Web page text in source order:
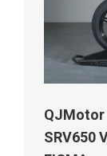
QJMotor
SRV650